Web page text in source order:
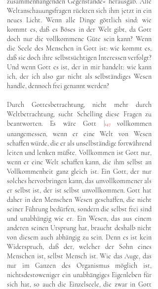
Weltanschauungsfragen rückten sich ihm jetzt in ein
neues Licht. Wenn alle Dinge göttlich sind: wie
kommt es, daß es Böses in der Welt gibt, da Gott
doch nur die vollkommene Güte sein kann? Wenn
die Seele des Menschen in Gott ist: wie kommt es,
daß sie doch ihre selbstsüchtigen Interessen verfolgt?
Und wenn Gott es ist, der in mir handelt: wie kann
ich, der ich also gar nicht als selbständiges Wesen
handle, dennoch frei genannt werden?
Durch Gottesbetrachtung, nicht mehr durch
Weltbetrachtung, sucht Schelling diese Fragen zu
beantworten. Es wäre Gott
147vollkommen
unangemessen, wenn er eine Welt von Wesen
schaffen würde, die er als unselbständige fortwährend
leiten und lenken müßte. Vollkommen ist Gott nur,
wenn er eine Welt schaffen kann, die ihm selbst an
Vollkommenheit ganz gleich ist. Ein Gott, der nur
solches hervorbringen kann, das unvollkommener als
er selbst ist, der ist selbst unvollkommen. Gott hat
daher in den Menschen Wesen geschaffen, die nicht
seiner Führung bedürfen, sondern die selbst frei sind
und unabhängig wie er. Ein Wesen, das aus einem
anderen seinen Ursprung hat, braucht deshalb nicht
von diesem auch abhängig zu sein. Denn es ist kein
Widerspruch, daß der, welcher der Sohn eines
Menschen ist, selbst Mensch ist. Wie das Auge, das
nur im Ganzen des Organismus möglich ist,
nichtsdestoweniger ein unabhängiges Eigenleben für
sich hat, so auch die Einzelseele, die zwar in Gott